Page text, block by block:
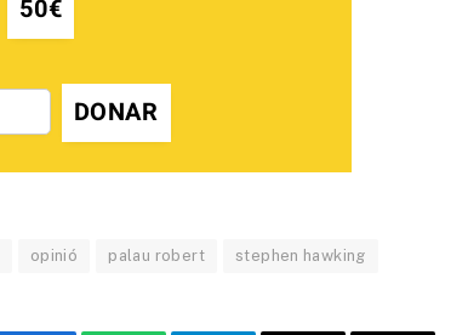
50€
DONAR
opinió palau robert stephen hawking